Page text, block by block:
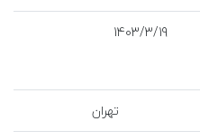
1403/3/19
تهران